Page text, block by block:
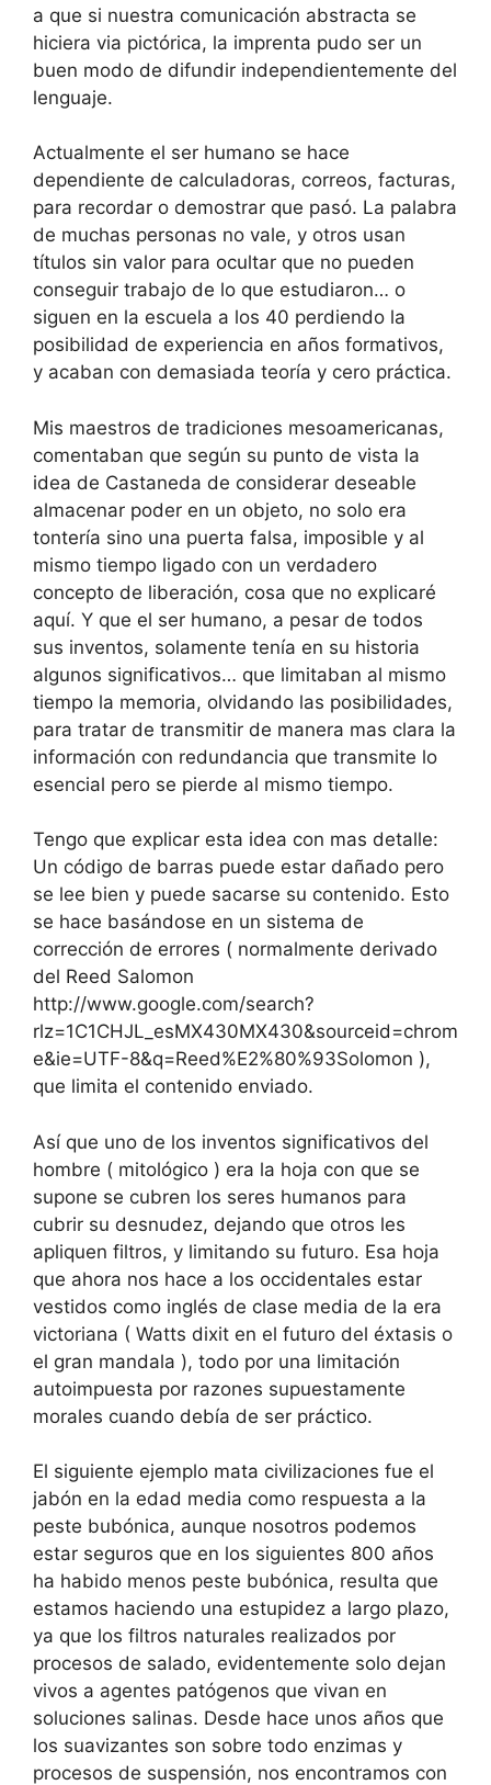
a que si nuestra comunicación abstracta se
hiciera via pictórica, la imprenta pudo ser un
buen modo de difundir independientemente del
lenguaje.
Actualmente el ser humano se hace
dependiente de calculadoras, correos, facturas,
para recordar o demostrar que pasó. La palabra
de muchas personas no vale, y otros usan
títulos sin valor para ocultar que no pueden
conseguir trabajo de lo que estudiaron… o
siguen en la escuela a los 40 perdiendo la
posibilidad de experiencia en años formativos,
y acaban con demasiada teoría y cero práctica.
Mis maestros de tradiciones mesoamericanas,
comentaban que según su punto de vista la
idea de Castaneda de considerar deseable
almacenar poder en un objeto, no solo era
tontería sino una puerta falsa, imposible y al
mismo tiempo ligado con un verdadero
concepto de liberación, cosa que no explicaré
aquí. Y que el ser humano, a pesar de todos
sus inventos, solamente tenía en su historia
algunos significativos… que limitaban al mismo
tiempo la memoria, olvidando las posibilidades,
para tratar de transmitir de manera mas clara la
información con redundancia que transmite lo
esencial pero se pierde al mismo tiempo.
Tengo que explicar esta idea con mas detalle:
Un código de barras puede estar dañado pero
se lee bien y puede sacarse su contenido. Esto
se hace basándose en un sistema de
corrección de errores ( normalmente derivado
del Reed Salomon
http://www.google.com/search?
rlz=1C1CHJL_esMX430MX430&sourceid=chrom
e&ie=UTF-8&q=Reed%E2%80%93Solomon ),
que limita el contenido enviado.
Así que uno de los inventos significativos del
hombre ( mitológico ) era la hoja con que se
supone se cubren los seres humanos para
cubrir su desnudez, dejando que otros les
apliquen filtros, y limitando su futuro. Esa hoja
que ahora nos hace a los occidentales estar
vestidos como inglés de clase media de la era
victoriana ( Watts dixit en el futuro del éxtasis o
el gran mandala ), todo por una limitación
autoimpuesta por razones supuestamente
morales cuando debía de ser práctico.
El siguiente ejemplo mata civilizaciones fue el
jabón en la edad media como respuesta a la
peste bubónica, aunque nosotros podemos
estar seguros que en los siguientes 800 años
ha habido menos peste bubónica, resulta que
estamos haciendo una estupidez a largo plazo,
ya que los filtros naturales realizados por
procesos de salado, evidentemente solo dejan
vivos a agentes patógenos que vivan en
soluciones salinas. Desde hace unos años que
los suavizantes son sobre todo enzimas y
procesos de suspensión, nos encontramos con